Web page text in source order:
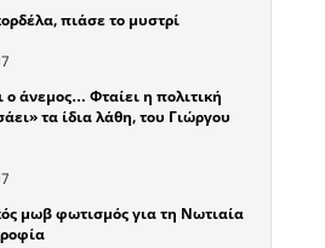
πιάσε το μυστρί
ο άνεμος… Φταίει η πολιτική
τα ίδια λάθη, του Γιώργου
μωβ φωτισμός για τη Νωτιαία